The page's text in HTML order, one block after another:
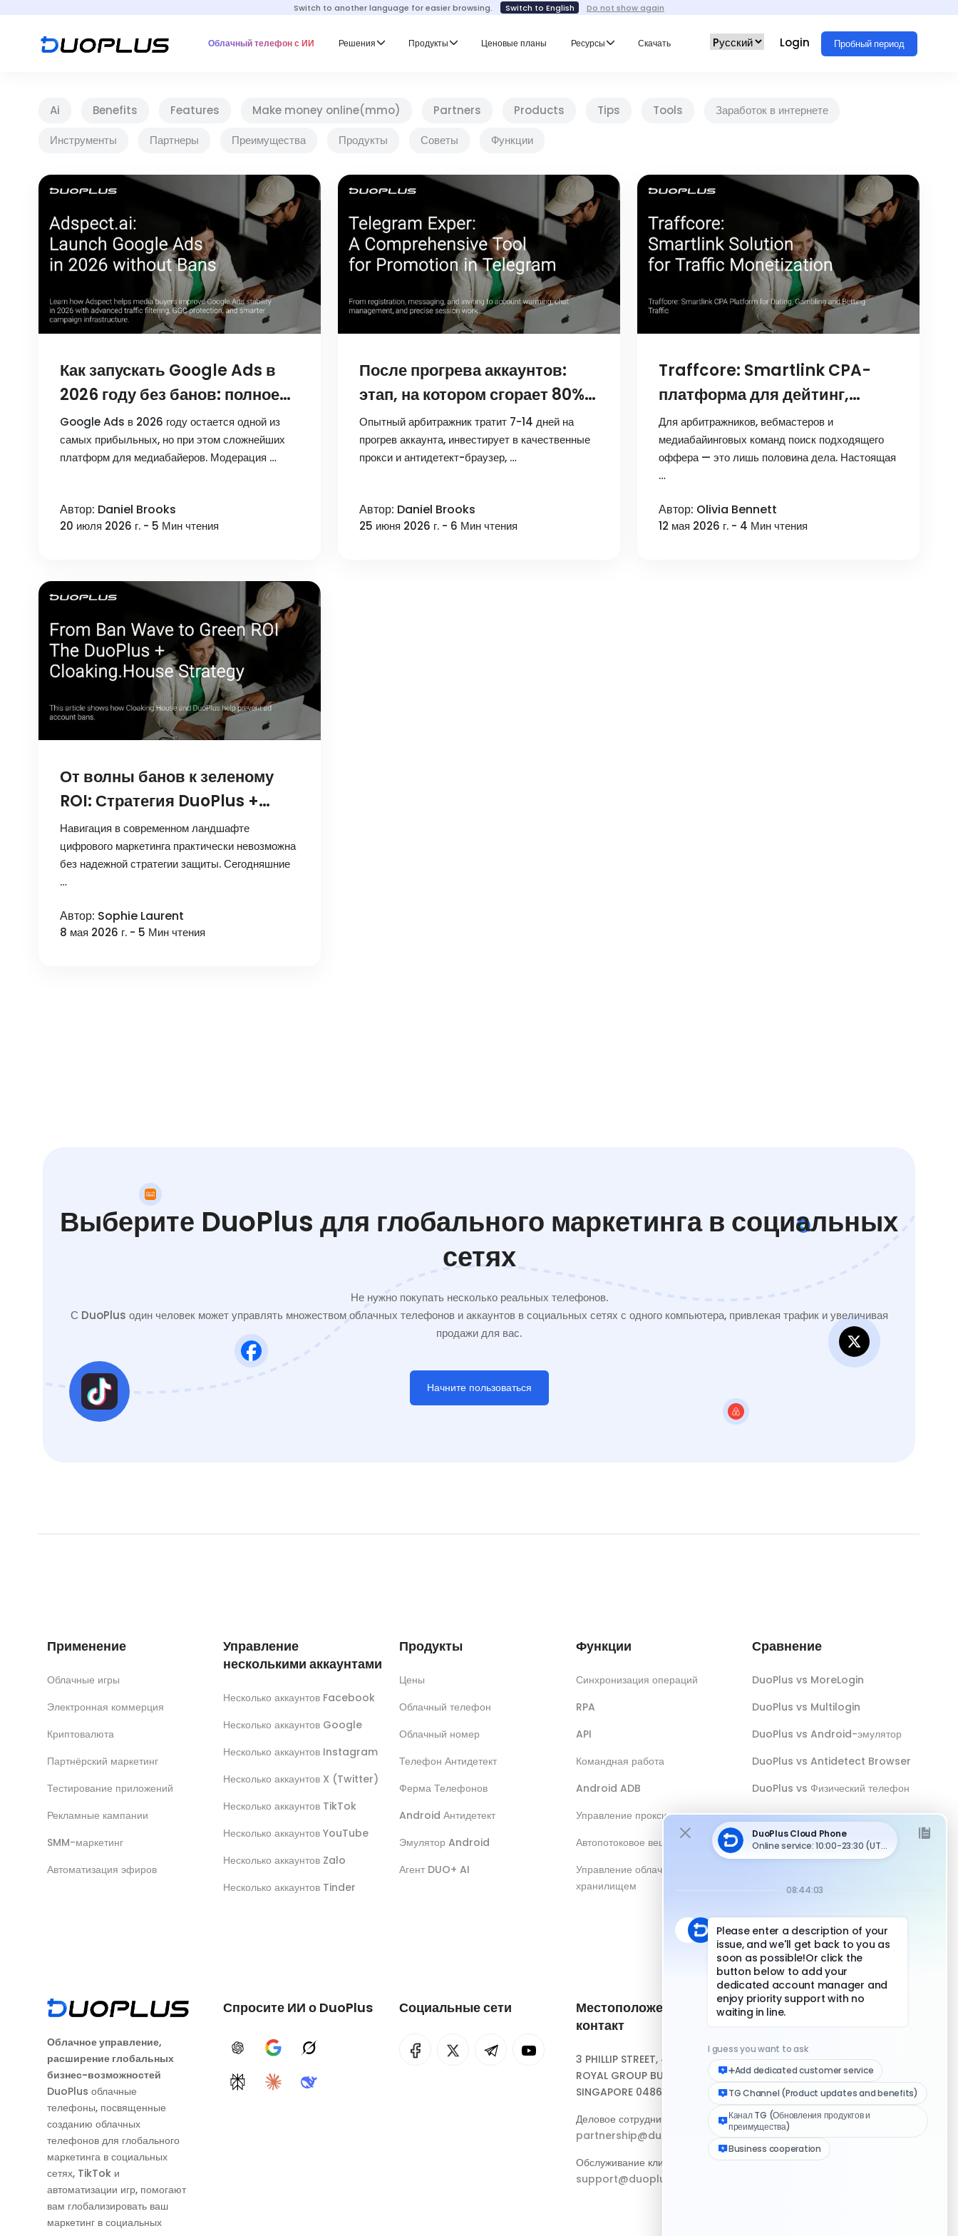
Switch to another language for easier browsing. Switch to English Do not show again
Облачный телефон с ИИ Решения Продукты Ценовые планы Ресурсы Скачать Login Пробный период
Ai Benefits Features Make money online(mmo) Partners Products Tips Tools
Заработок в интернете
Инструменты
Партнеры Преимущества Продукты Советы Функции
Как запускать Google Ads в
2026 году без банов: полное
руководство от Adspect.ai
Google Ads в 2026 году остается одной из
самых прибыльных, но при этом сложнейших
платформ для медиабайеров. Модерация …
Автор: Daniel Brooks
20 июля 2026 г. - 5 Мин чтения
После прогрева аккаунтов:
этап, на котором сгорает 80%
вашего бюджета в Telegram
Опытный арбитражник тратит 7-14 дней на
прогрев аккаунта, инвестирует в качественные
прокси и антидетект-браузер, …
Автор: Daniel Brooks
25 июня 2026 г. - 6 Мин чтения
Traffcore: Smartlink CPA-
платформа для дейтинг,
гемблинг и беттинг трафика
Для арбитражников, вебмастеров и
медиабайинговых команд поиск подходящего
оффера — это лишь половина дела. Настоящая
…
Автор: Olivia Bennett
12 мая 2026 г. - 4 Мин чтения
От волны банов к зеленому
ROI: Стратегия DuoPlus +
Cloaking.House
Навигация в современном ландшафте
цифрового маркетинга практически невозможна
без надежной стратегии защиты. Сегодняшние
…
Автор: Sophie Laurent
8 мая 2026 г. - 5 Мин чтения
Выберите DuoPlus для глобального маркетинга в социальных
сетях
Не нужно покупать несколько реальных телефонов.
С DuoPlus один человек может управлять множеством облачных телефонов и аккаунтов в социальных сетях с одного компьютера, привлекая трафик и увеличивая
продажи для вас.
Начните пользоваться
Применение
Облачные игры
Электронная коммерция
Криптовалюта
Партнёрский маркетинг
Тестирование приложений
Рекламные кампании
SMM-маркетинг
Автоматизация эфиров
Управление
несколькими аккаунтами
Несколько аккаунтов Facebook
Несколько аккаунтов Google
Несколько аккаунтов Instagram
Несколько аккаунтов X (Twitter)
Несколько аккаунтов TikTok
Несколько аккаунтов YouTube
Несколько аккаунтов Zalo
Несколько аккаунтов Tinder
Продукты
Цены
Облачный телефон
Облачный номер
Телефон Антидетект
Ферма Телефонов
Android Антидетект
Эмулятор Android
Агент DUO+ AI
Функции
Синхронизация операций
RPA
API
Командная работа
Android ADB
Управление прокси
Автопотоковое вещание
Управление облачным
хранилищем
Сравнение
DuoPlus vs MoreLogin
DuoPlus vs Multilogin
DuoPlus vs Android-эмулятор
DuoPlus vs Antidetect Browser
DuoPlus vs Физический телефон
Облачное управление,
расширение глобальных
бизнес-возможностей
DuoPlus облачные
телефоны, посвященные
созданию облачных
телефонов для глобального
маркетинга в социальных
сетях, TikTok и
автоматизации игр, помогают
вам глобализировать ваш
маркетинг в социальных
Спросите ИИ о DuoPlus
ChatGPTGoogle AIGrok
PerplexityClaudeDeepSeek
Социальные сети
Местоположение и
контакт
3 PHILLIP STREET, #10-04,
ROYAL GROUP BUILDING,
SINGAPORE 048693
Деловое сотрудничество:
partnership@duoplus.net
Обслуживание клиентов:
support@duoplus.net
Быстрые ссылки
Скачать клиент
Медиа-набор логотипа
Журнал изменений